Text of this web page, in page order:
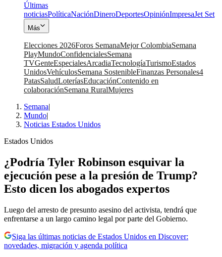
Últimas
noticiasPolíticaNaciónDineroDeportesOpiniónImpresaJet Set
Más
Elecciones 2026Foros SemanaMejor ColombiaSemana
PlayMundoConfidencialesSemana
TVGenteEspecialesArcadiaTecnologíaTurismoEstados
UnidosVehículosSemana SostenibleFinanzas Personales4
PatasSaludLoteríasEducaciónContenido en
colaboraciónSemana RuralMujeres
Semana|
Mundo|
Noticias Estados Unidos
Estados Unidos
¿Podría Tyler Robinson esquivar la
ejecución pese a la presión de Trump?
Esto dicen los abogados expertos
Luego del arresto de presunto asesino del activista, tendrá que
enfrentarse a un largo camino legal por parte del Gobierno.
Siga las últimas noticias de Estados Unidos en Discover:
novedades, migración y agenda política